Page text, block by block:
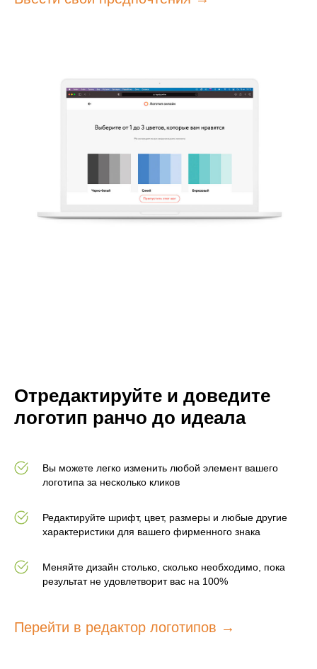
Отредактируйте и доведите
логотип ранчо до идеала
Вы можете легко изменить любой элемент вашего
логотипа за несколько кликов
Редактируйте шрифт, цвет, размеры и любые другие
характеристики для вашего фирменного знака
Меняйте дизайн столько, сколько необходимо, пока
результат не удовлетворит вас на 100%
Перейти в редактор логотипов